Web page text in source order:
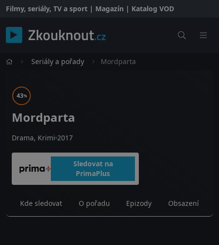
Filmy, seriály, TV a sport | Magazín | Katalog VOD
Seriály a pořady Mordparta
43%
Mordparta
Drama, Krimi 2017
Sledovat na
PrimaPlus
Kde sledovat O pořadu Epizody Obsazení